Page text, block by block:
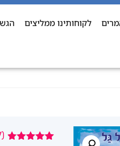
לקוחותינו ממליצים
(